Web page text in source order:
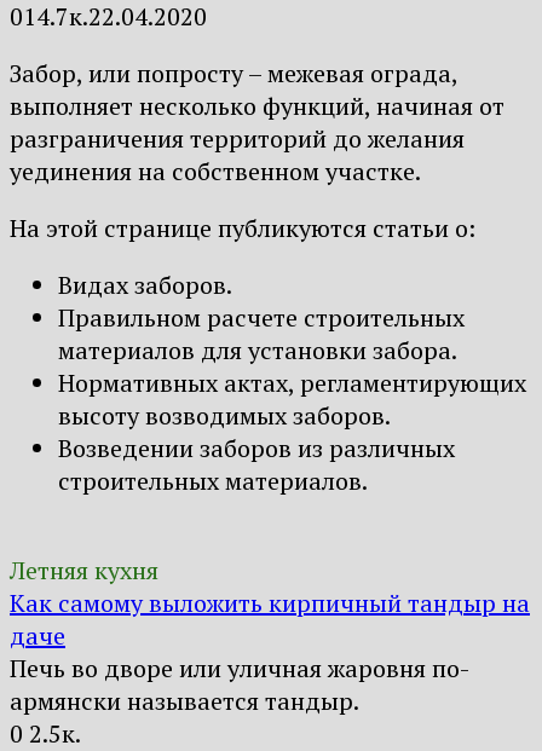
014.7к.22.04.2020
Забор, или попросту – межевая ограда,
выполняет несколько функций, начиная от
разграничения территорий до желания
уединения на собственном участке.
На этой странице публикуются статьи о:
Видах заборов.
Правильном расчете строительных
материалов для установки забора.
Нормативных актах, регламентирующих
высоту возводимых заборов.
Возведении заборов из различных
строительных материалов.
Летняя кухня
Как самому выложить кирпичный тандыр на
даче
Печь во дворе или уличная жаровня по-
армянски называется тандыр.
0 2.5к.